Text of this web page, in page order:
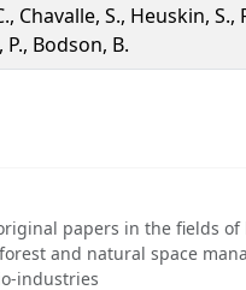
Chavalle, S., Heuskin,
Bodson, B.
papers in the fields
and natural space
industries